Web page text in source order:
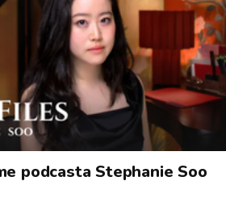
podcasta Stephanie Soo